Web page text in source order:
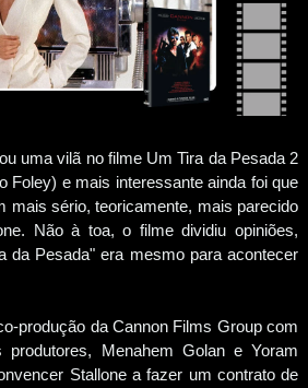
uma vilã no filme Um Tira da Pesada 2
Foley) e mais interessante ainda foi que
mais sério, teoricamente, mais parecido
Não à toa, o filme dividiu opiniões,
da Pesada" era mesmo para acontecer
produção da Cannon Films Group com
Menahem Golan e Yoram
Stallone a fazer um contrato de